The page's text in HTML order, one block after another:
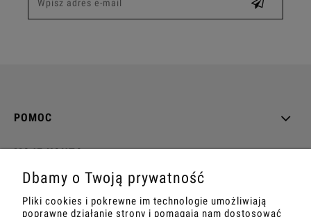
POMOC
MOJE KONTO
PŁATNOŚCI I DOSTAWA
Dbamy o Twoją prywatność
Pliki cookies i pokrewne im technologie umożliwiają
poprawne działanie strony i pomagają nam dostosować